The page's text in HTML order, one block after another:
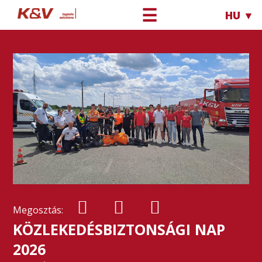
☰ HU ▼
Megosztás:
KÖZLEKEDÉSBIZTONSÁGI NAP
2026